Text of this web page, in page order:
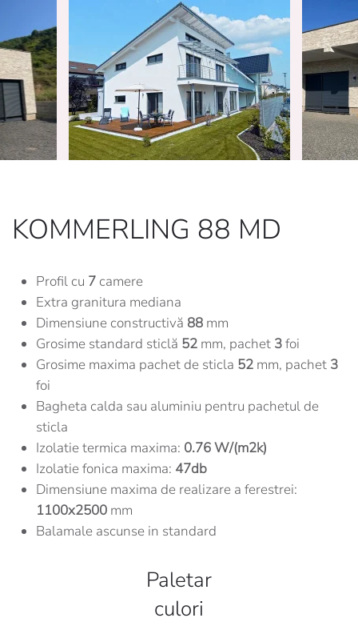
KOMMERLING 88 MD
Profil cu 7 camere
Extra granitura mediana
Dimensiune constructivă 88 mm
Grosime standard sticlă 52 mm, pachet 3foi
Grosime maxima pachet de sticla 52 mm, pachet 3
foi
Bagheta calda sau aluminiu pentru pachetul de
sticla
Izolatie termica maxima: 0.76 W/(m2k)
Izolatie fonica maxima: 47db
Dimensiune maxima de realizare a ferestrei:
1100x2500 mm
Balamale ascunse in standard
Paletar
culori